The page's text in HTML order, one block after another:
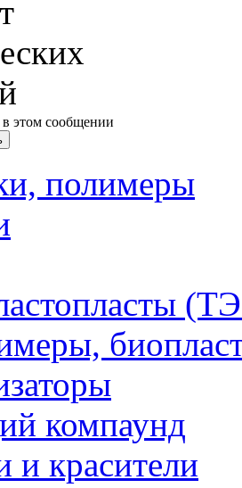
этом сообщении
полимеры
компаунд
и красители